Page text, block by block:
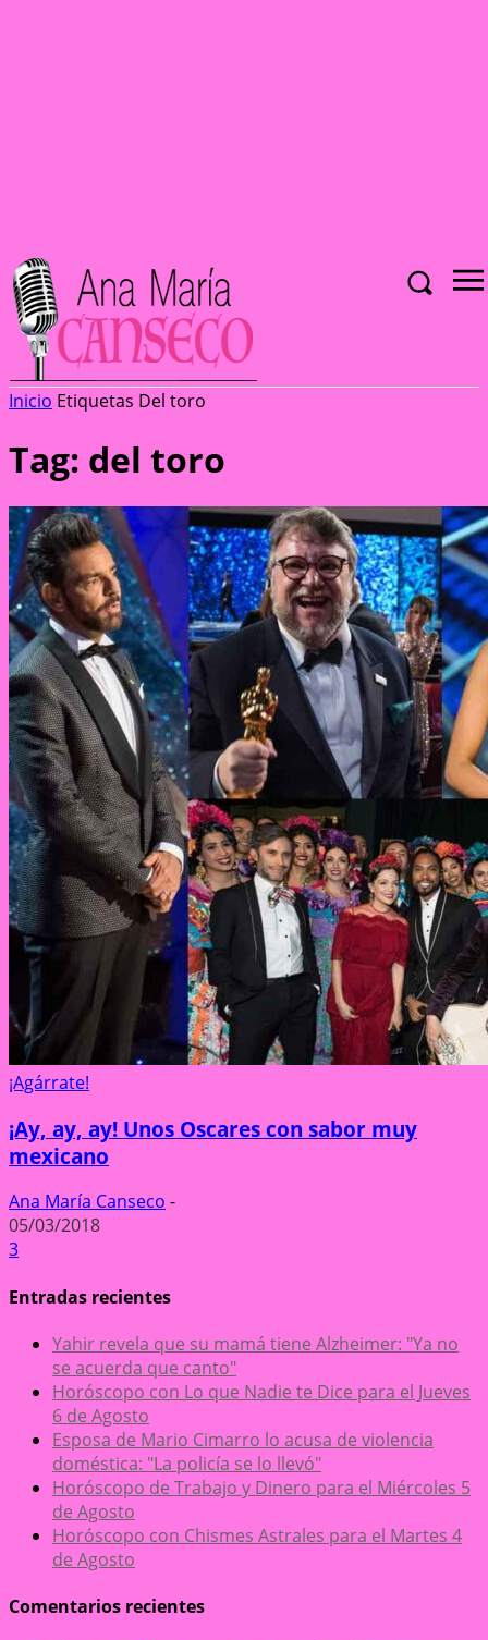
Inicio Etiquetas Del toro
Tag: del toro
¡Agárrate!
¡Ay, ay, ay! Unos Oscares con sabor muy
mexicano
Ana María Canseco -
05/03/2018
3
Entradas recientes
Yahir revela que su mamá tiene Alzheimer: "Ya no
se acuerda que canto"
Horóscopo con Lo que Nadie te Dice para el Jueves
6 de Agosto
Esposa de Mario Cimarro lo acusa de violencia
doméstica: "La policía se lo llevó"
Horóscopo de Trabajo y Dinero para el Miércoles 5
de Agosto
Horóscopo con Chismes Astrales para el Martes 4
de Agosto
Comentarios recientes